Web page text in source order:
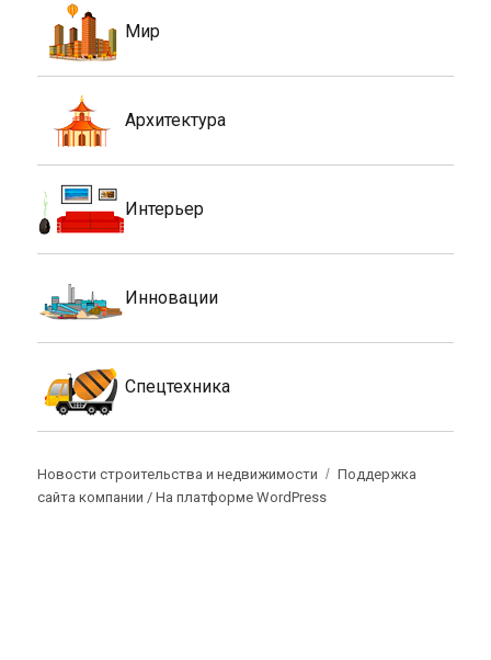
Мир
Архитектура
Интерьер
Инновации
Спецтехника
Новости строительства и недвижимости
Поддержка
сайта компании /На платформе WordPress